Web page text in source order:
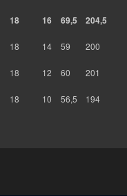
18 16 69,5 204,5
18 14 59 200
18 12 60 201
18 10 56,5 194